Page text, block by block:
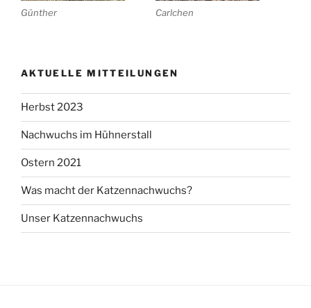
Günther Carlchen
AKTUELLE MITTEILUNGEN
Herbst 2023
Nachwuchs im Hühnerstall
Ostern 2021
Was macht der Katzennachwuchs?
Unser Katzennachwuchs